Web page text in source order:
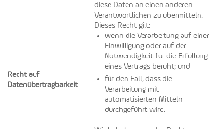
Recht auf
Datenübertragbarkeit
diese Daten an einen anderen
Verantwortlichen zu übermitteln.
Dieses Recht gilt:
wenn die Verarbeitung auf einer
Einwilligung oder auf der
Notwendigkeit für die Erfüllung
eines Vertrags beruht; und
für den Fall, dass die
Verarbeitung mit
automatisierten Mitteln
durchgeführt wird.